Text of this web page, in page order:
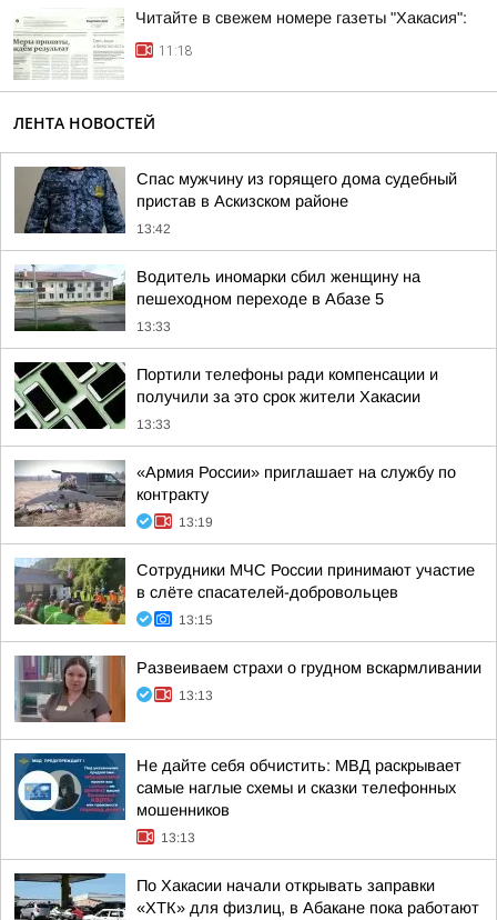
Читайте в свежем номере газеты "Хакасия":
11:18
ЛЕНТА НОВОСТЕЙ
Спас мужчину из горящего дома судебный
пристав в Аскизском районе
13:42
Водитель иномарки сбил женщину на
пешеходном переходе в Абазе 5
13:33
Портили телефоны ради компенсации и
получили за это срок жители Хакасии
13:33
«Армия России» приглашает на службу по
контракту
13:19
Сотрудники МЧС России принимают участие
в слёте спасателей-добровольцев
13:15
Развеиваем страхи о грудном вскармливании
13:13
Не дайте себя обчистить: МВД раскрывает
самые наглые схемы и сказки телефонных
мошенников
13:13
По Хакасии начали открывать заправки
«ХТК» для физлиц, в Абакане пока работают